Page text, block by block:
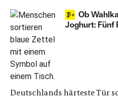
Ob
Joghurt: Fünf
Deutschlands härteste Tür